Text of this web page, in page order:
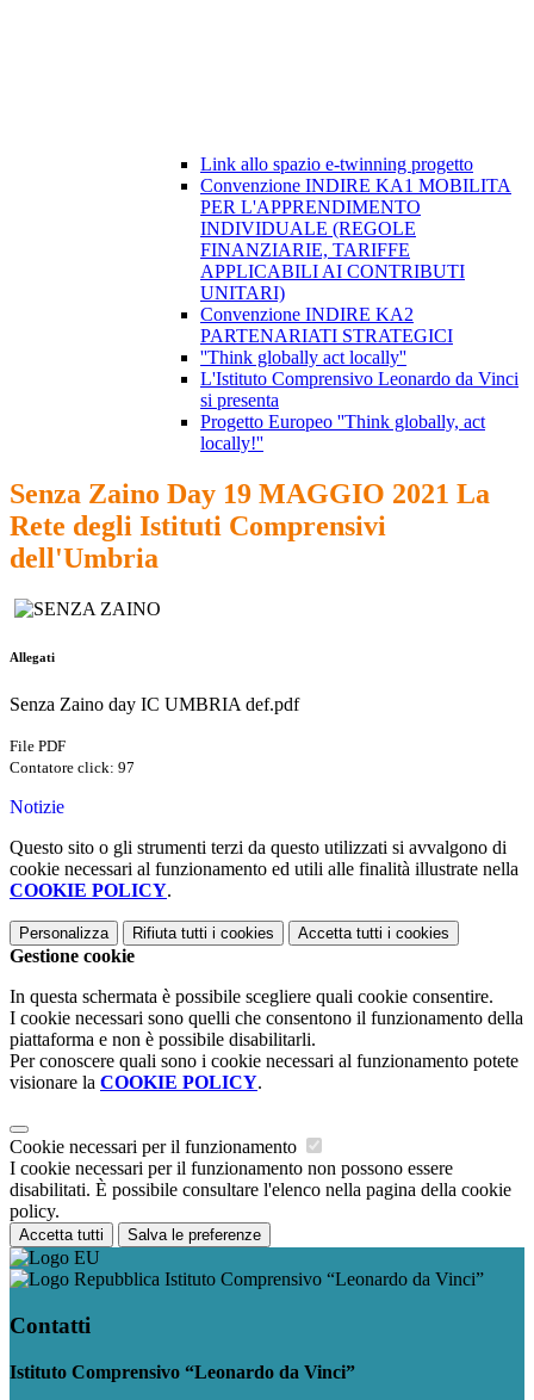
Link allo spazio e-twinning progetto
Convenzione INDIRE KA1 MOBILITA
PER L'APPRENDIMENTO
INDIVIDUALE (REGOLE
FINANZIARIE, TARIFFE
APPLICABILI AI CONTRIBUTI
UNITARI)
Convenzione INDIRE KA2
PARTENARIATI STRATEGICI
''Think globally act locally''
L'Istituto Comprensivo Leonardo da Vinci
si presenta
Progetto Europeo ''Think globally, act
locally!''
Senza Zaino Day 19 MAGGIO 2021 La
Rete degli Istituti Comprensivi
dell'Umbria
Allegati
Senza Zaino day IC UMBRIA def.pdf
File PDF
Contatore click: 97
Notizie
Questo sito o gli strumenti terzi da questo utilizzati si avvalgono di
cookie necessari al funzionamento ed utili alle finalità illustrate nella
COOKIE POLICY.
Personalizza Rifiuta tutti i cookies Accetta tutti i cookies
Gestione cookie
In questa schermata è possibile scegliere quali cookie consentire.
I cookie necessari sono quelli che consentono il funzionamento della
piattaforma e non è possibile disabilitarli.
Per conoscere quali sono i cookie necessari al funzionamento potete
visionare la COOKIE POLICY.
Cookie necessari per il funzionamento
I cookie necessari per il funzionamento non possono essere
disabilitati. È possibile consultare l'elenco nella pagina della cookie
policy.
Accetta tutti Salva le preferenze
Istituto Comprensivo “Leonardo da Vinci”
Contatti
Istituto Comprensivo “Leonardo da Vinci”